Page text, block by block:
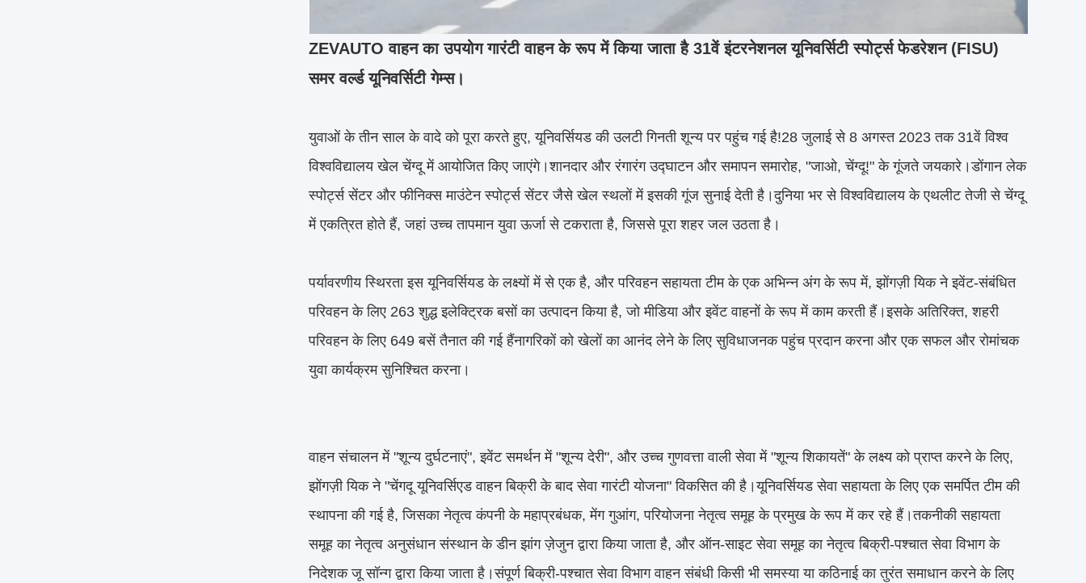
ZEVAUTO वाहन का उपयोग गारंटी वाहन के रूप में किया जाता है 31वें इंटरनेशनल यूनिवर्सिटी स्पोर्ट्स फेडरेशन (FISU)
समर वर्ल्ड यूनिवर्सिटी गेम्स।
युवाओं के तीन साल के वादे को पूरा करते हुए, यूनिवर्सियड की उलटी गिनती शून्य पर पहुंच गई है!28 जुलाई से 8 अगस्त 2023 तक 31वें विश्व
विश्वविद्यालय खेल चेंग्दू में आयोजित किए जाएंगे।शानदार और रंगारंग उद्घाटन और समापन समारोह, "जाओ, चेंग्दू!" के गूंजते जयकारे।डोंगान लेक
स्पोर्ट्स सेंटर और फीनिक्स माउंटेन स्पोर्ट्स सेंटर जैसे खेल स्थलों में इसकी गूंज सुनाई देती है।दुनिया भर से विश्वविद्यालय के एथलीट तेजी से चेंग्दू
में एकत्रित होते हैं, जहां उच्च तापमान युवा ऊर्जा से टकराता है, जिससे पूरा शहर जल उठता है।
पर्यावरणीय स्थिरता इस यूनिवर्सियड के लक्ष्यों में से एक है, और परिवहन सहायता टीम के एक अभिन्न अंग के रूप में, झोंगज़ी यिक ने इवेंट-संबंधित
परिवहन के लिए 263 शुद्ध इलेक्ट्रिक बसों का उत्पादन किया है, जो मीडिया और इवेंट वाहनों के रूप में काम करती हैं।इसके अतिरिक्त, शहरी
परिवहन के लिए 649 बसें तैनात की गई हैंनागरिकों को खेलों का आनंद लेने के लिए सुविधाजनक पहुंच प्रदान करना और एक सफल और रोमांचक
युवा कार्यक्रम सुनिश्चित करना।
वाहन संचालन में "शून्य दुर्घटनाएं", इवेंट समर्थन में "शून्य देरी", और उच्च गुणवत्ता वाली सेवा में "शून्य शिकायतें" के लक्ष्य को प्राप्त करने के लिए,
झोंगज़ी यिक ने "चेंगदू यूनिवर्सिएड वाहन बिक्री के बाद सेवा गारंटी योजना" विकसित की है।यूनिवर्सियड सेवा सहायता के लिए एक समर्पित टीम की
स्थापना की गई है, जिसका नेतृत्व कंपनी के महाप्रबंधक, मेंग गुआंग, परियोजना नेतृत्व समूह के प्रमुख के रूप में कर रहे हैं।तकनीकी सहायता
समूह का नेतृत्व अनुसंधान संस्थान के डीन झांग ज़ेजुन द्वारा किया जाता है, और ऑन-साइट सेवा समूह का नेतृत्व बिक्री-पश्चात सेवा विभाग के
निदेशक जू सॉन्ग द्वारा किया जाता है।संपूर्ण बिक्री-पश्चात सेवा विभाग वाहन संबंधी किसी भी समस्या या कठिनाई का तुरंत समाधान करने के लिए